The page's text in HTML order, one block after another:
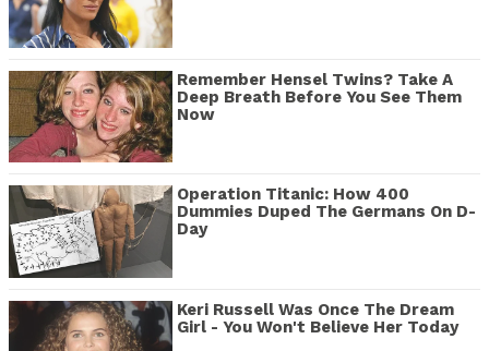
Remember Hensel Twins? Take A
Deep Breath Before You See Them
Now
Operation Titanic: How 400
Dummies Duped The Germans On D-
Day
Keri Russell Was Once The Dream
Girl - You Won't Believe Her Today